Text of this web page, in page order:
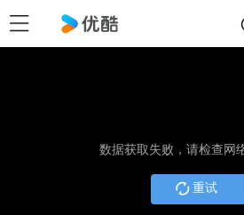
数据获取失败，请检查网
重试